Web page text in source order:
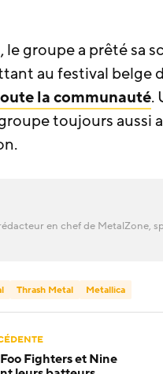
groupe a prêté sa
au festival belge
la communauté.
toujours aussi
en chef de MetalZone,
Thrash Metal Metallica
Foo Fighters et Nine